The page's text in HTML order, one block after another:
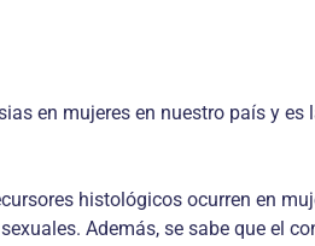
en mujeres en nuestro país y
histológicos ocurren en
Además, se sabe que el